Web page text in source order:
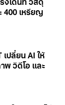
งโดนัท วัสดุ
400 เหรียญ
ปลี่ยน AI ให้
พ วิดีโอ และ